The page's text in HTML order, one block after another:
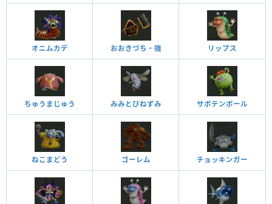
オニムカデ おおきづち・強 リップス
ちゅうまじゅう みみとびねずみ サボテンボール
ねこまどう ゴーレム チョッキンガー